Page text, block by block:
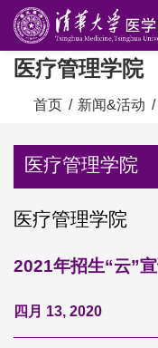
医疗管理学院
首页 / 新闻&活动 /
医疗管理学院
医疗管理学院
2021年招生“云”
四月 13, 2020